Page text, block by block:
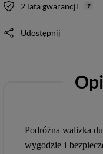
2 lata gwarancji
Udostępnij
Podróżna walizka
wygodzie i